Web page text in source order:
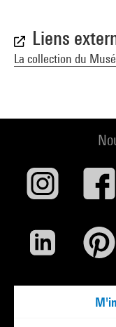
Liens
La collection du